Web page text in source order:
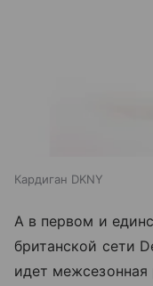
Кардиган DKNY
А в первом и
британской сети
идет